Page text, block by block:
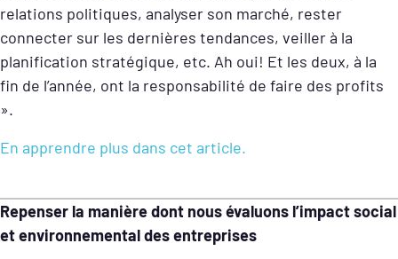
relations politiques, analyser son marché, rester
connecter sur les dernières tendances, veiller à la
planification stratégique, etc. Ah oui! Et les deux, à la
fin de l’année, ont la responsabilité de faire des profits
».
En apprendre plus dans cet article.
Repenser la manière dont nous évaluons l’impact social
et environnemental des entreprises